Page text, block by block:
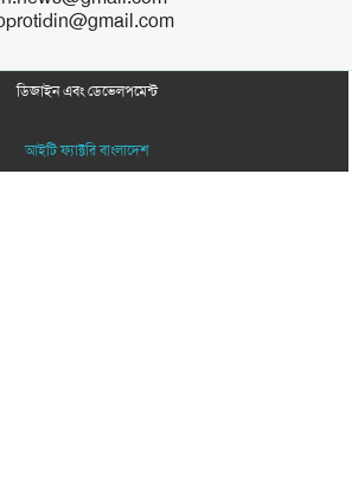
ডিজাইন এবং ডেভেলপমেন্ট
আইটি ফ্যাক্টরি বাংলাদেশ